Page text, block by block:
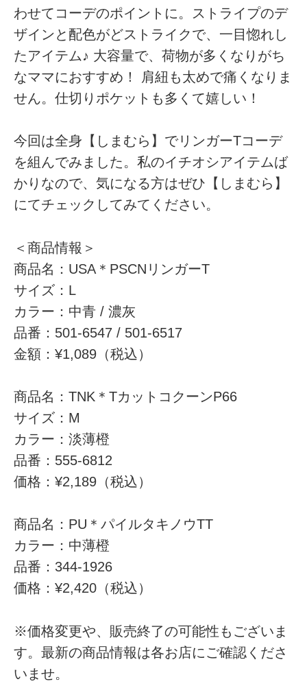
わせてコーデのポイントに。ストライプのデ
ザインと配色がどストライクで、一目惚れし
たアイテム♪ 大容量で、荷物が多くなりがち
なママにおすすめ！ 肩紐も太めで痛くなりま
せん。仕切りポケットも多くて嬉しい！
今回は全身【しまむら】でリンガーTコーデ
を組んでみました。私のイチオシアイテムば
かりなので、気になる方はぜひ【しまむら】
にてチェックしてみてください。
＜商品情報＞
商品名：USA＊PSCNリンガーT
サイズ：L
カラー：中青 / 濃灰
品番：501-6547 / 501-6517
金額：¥1,089（税込）
商品名：TNK＊TカットコクーンP66
サイズ：M
カラー：淡薄橙
品番：555-6812
価格：¥2,189（税込）
商品名：PU＊パイルタキノウTT
カラー：中薄橙
品番：344-1926
価格：¥2,420（税込）
※価格変更や、販売終了の可能性もございま
す。最新の商品情報は各お店にご確認くださ
いませ。